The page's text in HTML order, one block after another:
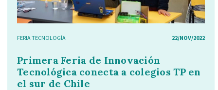
FERIA TECNOLOGÍA 22/NOV/2022
Primera Feria de Innovación
Tecnológica conecta a colegios TP en
el sur de Chile